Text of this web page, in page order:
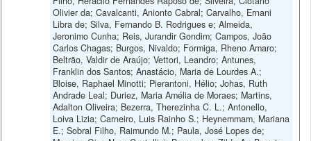
Olivier da; Cavalcanti, Anionto Cabral; Carvalho, Ernani
Libra de; Silva, Fernando B. Rodrigues e; Almeida,
Jeronimo Cunha; Reis, Jurandir Gondim; Campos, João
Carlos Chagas; Burgos, Nivaldo; Formiga, Rheno Amaro;
Beltrão, Valdir de Araújo; Vettori, Leandro; Antunes,
Franklin dos Santos; Anastácio, Maria de Lourdes A.;
Bloise, Raphael Minotti; Pierantoni, Hélio; Johas, Ruth
Andrade Leal; Duriez, Maria Amélia de Moraes; Martins,
Adalton Oliveira; Bezerra, Therezinha C. L.; Antonello,
Loiva Lizia; Carneiro, Luis Rainho S.; Heynemmam, Mariana
E.; Sobral Filho, Raimundo M.; Paula, José Lopes de;